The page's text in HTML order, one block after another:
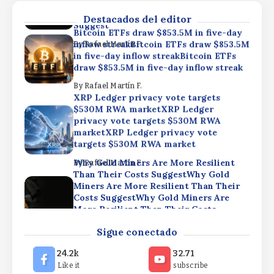
Destacados del editor
More Resilient Than Their Costs
Suggest
ByRafael Martín F.
Bitcoin ETFs draw $853.5M in five-day
inflow streakBitcoin ETFs draw $853.5M
in five-day inflow streakBitcoin ETFs
draw $853.5M in five-day inflow streak
By Rafael Martín F.
XRP Ledger privacy vote targets
$530M RWA marketXRP Ledger
privacy vote targets $530M RWA
marketXRP Ledger privacy vote
targets $530M RWA market
By Rafael Martín F.
Why Gold Miners Are More Resilient
Than Their Costs SuggestWhy Gold
Miners Are More Resilient Than Their
Costs SuggestWhy Gold Miners Are
More Resilient Than Their Costs
Rafael Martín F.
Bitcoin ETFs draw $853.5M in five-day
inflow streakBitcoin ETFs draw $853.5M
in five-day inflow streakBitcoin ETFs
draw $853.5M in five-day inflow streak
Sigue conectado
24.2k
Like it
32.71
subscribe